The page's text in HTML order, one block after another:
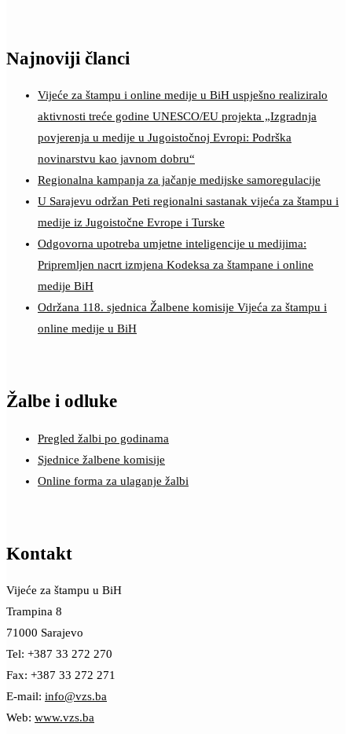
Najnoviji članci
Vijeće za štampu i online medije u BiH uspješno realiziralo
aktivnosti treće godine UNESCO/EU projekta „Izgradnja
povjerenja u medije u Jugoistočnoj Evropi: Podrška
novinarstvu kao javnom dobru“
Regionalna kampanja za jačanje medijske samoregulacije
U Sarajevu održan Peti regionalni sastanak vijeća za štampu i
medije iz Jugoistočne Evrope i Turske
Odgovorna upotreba umjetne inteligencije u medijima:
Pripremljen nacrt izmjena Kodeksa za štampane i online
medije BiH
Održana 118. sjednica Žalbene komisije Vijeća za štampu i
online medije u BiH
Žalbe i odluke
Pregled žalbi po godinama
Sjednice žalbene komisije
Online forma za ulaganje žalbi
Kontakt
Vijeće za štampu u BiH
Trampina 8
71000 Sarajevo
Tel: +387 33 272 270
Fax: +387 33 272 271
E-mail: info@vzs.ba
Web: www.vzs.ba